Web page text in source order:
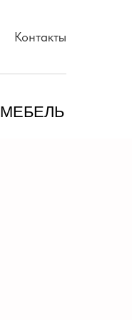
Контакты
МЕБЕЛЬ